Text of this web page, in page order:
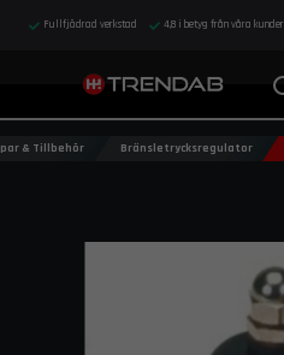
Fullfjädrad verkstad 4,8 i betyg från våra kunder
& Tillbehör Bränsletrycksregulator